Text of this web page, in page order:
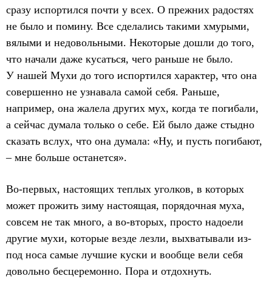
сразу испортился почти у всех. О прежних радостях
не было и помину. Все сделались такими хмурыми,
вялыми и недовольными. Некоторые дошли до того,
что начали даже кусаться, чего раньше не было.
У нашей Мухи до того испортился характер, что она
совершенно не узнавала самой себя. Раньше,
например, она жалела других мух, когда те погибали,
а сейчас думала только о себе. Ей было даже стыдно
сказать вслух, что она думала: «Ну, и пусть погибают,
– мне больше останется».
Во-первых, настоящих теплых уголков, в которых
может прожить зиму настоящая, порядочная муха,
совсем не так много, а во-вторых, просто надоели
другие мухи, которые везде лезли, выхватывали из-
под носа самые лучшие куски и вообще вели себя
довольно бесцеремонно. Пора и отдохнуть.